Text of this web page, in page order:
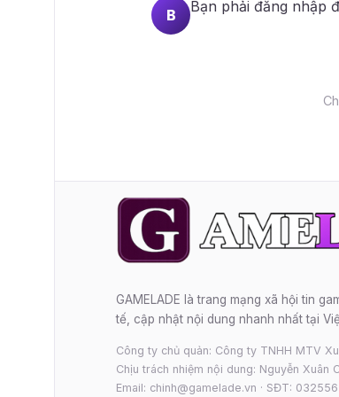
B Bạn phải đăng nhập
GAMELADE là trang mạng xã hội tin
tế, cập nhật nội dung nhanh nhất tại
Công ty chủ quản: Công ty TNHH MTV
Chịu trách nhiệm nội dung: Nguyễn Xuân
Email: chinh@gamelade.vn · SĐT: